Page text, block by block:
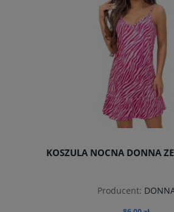
KOSZULA NOCNA DONNA
Producent: